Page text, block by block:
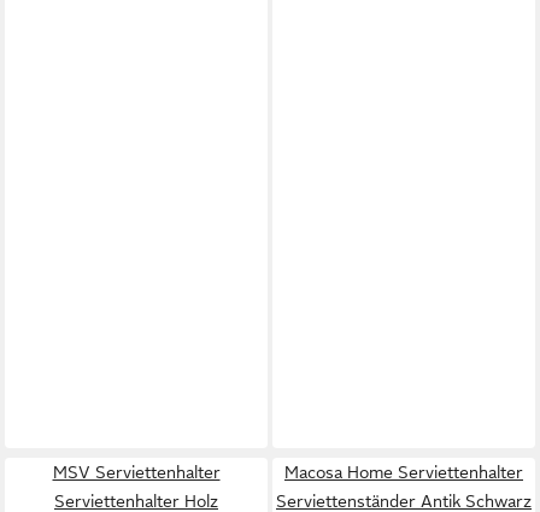
MSV Serviettenhalter
Serviettenhalter Holz
Macosa Home Serviettenhalter
Serviettenständer Antik Schwarz